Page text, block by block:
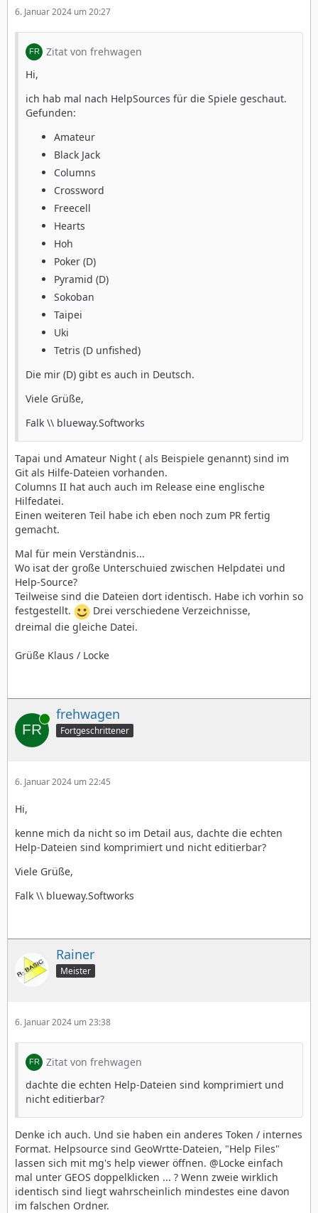
6. Januar 2024 um 20:27
Zitat von frehwagen
Hi,
ich hab mal nach HelpSources für die Spiele geschaut.
Gefunden:
Amateur
Black Jack
Columns
Crossword
Freecell
Hearts
Hoh
Poker (D)
Pyramid (D)
Sokoban
Taipei
Uki
Tetris (D unfished)
Die mir (D) gibt es auch in Deutsch.
Viele Grüße,
Falk \\ blueway.Softworks
Tapai und Amateur Night ( als Beispiele genannt) sind im
Git als Hilfe-Dateien vorhanden.
Columns II hat auch auch im Release eine englische
Hilfedatei.
Einen weiteren Teil habe ich eben noch zum PR fertig
gemacht.
Mal für mein Verständnis...
Wo isat der große Unterschuied zwischen Helpdatei und
Help-Source?
Teilweise sind die Dateien dort identisch. Habe ich vorhin so
festgestellt.
Drei verschiedene Verzeichnisse,
dreimal die gleiche Datei.
Grüße Klaus / Locke
Online frehwagen
Fortgeschrittener
6. Januar 2024 um 22:45
Hi,
kenne mich da nicht so im Detail aus, dachte die echten
Help-Dateien sind komprimiert und nicht editierbar?
Viele Grüße,
Falk \\ blueway.Softworks
Rainer
Meister
6. Januar 2024 um 23:38
Zitat von frehwagen
dachte die echten Help-Dateien sind komprimiert und
nicht editierbar?
Denke ich auch. Und sie haben ein anderes Token / internes
Format. Helpsource sind GeoWrtte-Dateien, "Help Files"
lassen sich mit mg's help viewer öffnen. @Locke einfach
mal unter GEOS doppelklicken ... ? Wenn zweie wirklich
identisch sind liegt wahrscheinlich mindestes eine davon
im falschen Ordner.